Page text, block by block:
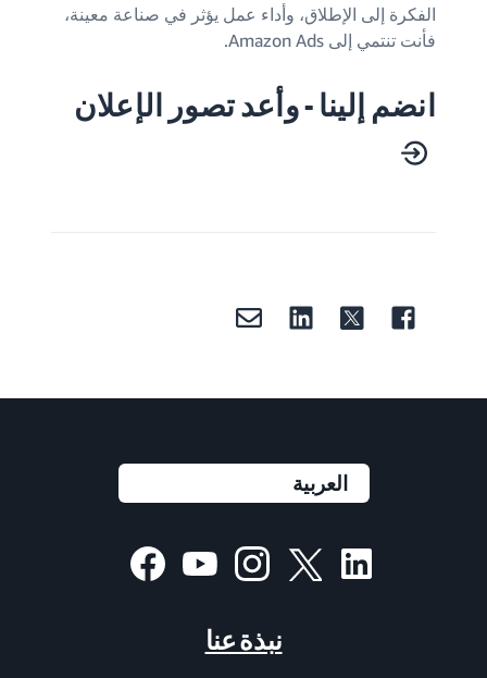
الفكرة إلى الإطلاق، وأداء عمل يؤثر في صناعة معينة،
فأنت تنتمي إلى Amazon Ads.
انضم إلينا - وأعد تصور الإعلان
نبذة عنا